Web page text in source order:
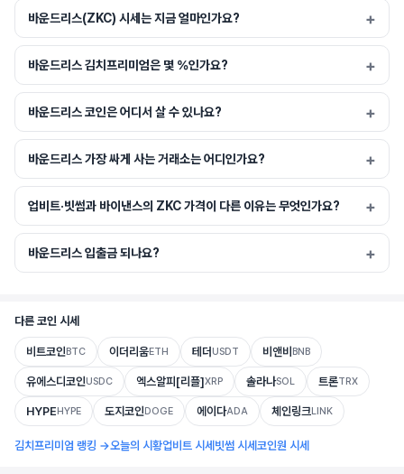
기본 인프라에 대한 걱정 없이 구축할 수 있도록 하며, 증명자들은 강력한 라이브니스
보장, 검열 저항성을 제공하고 개방형 시장 역학에 의해 주도되는 비용 곡선을 지속적
으로 개선합니다.
이 아키텍처는 실행과 합의를 분리하고 검증 가능한 컴퓨팅을 위한 새로운 패러다임을
도입합니다. 바운드리스 증명자 노드의 수가 증가함에 따라 프로토콜의 총 용량이 증
가하며, 모든 체인에 걸쳐 컴퓨팅을 확장합니다.
바운드리스(ZKC) 시세는 지금 얼마인가요?
바운드리스 김치프리미엄은 몇 %인가요?
바운드리스 코인은 어디서 살 수 있나요?
바운드리스 가장 싸게 사는 거래소는 어디인가요?
업비트·빗썸과 바이낸스의 ZKC 가격이 다른 이유는 무엇인가요?
바운드리스 입출금 되나요?
다른 코인 시세
비트코인BTC 이더리움ETH 테더USDT 비앤비 BNB
유에스디코인USDC 엑스알피[리플]XRP 솔라나SOL 트론TRX
HYPEHYPE 도지코인DOGE 에이다ADA 체인링크LINK
김치프리미엄 랭킹 →오늘의 시황업비트 시세 빗썸 시세 코인원 시세